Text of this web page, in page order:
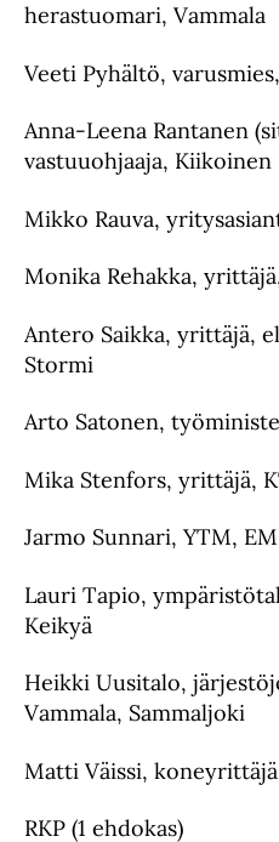
herastuomari, Vammala
Veeti Pyhältö,
Anna-Leena Rantanen
vastuuohjaaja, Kiikoinen
Mikko Rauva,
Monika Rehakka,
Antero Saikka, yrittäjä,
Stormi
Arto Satonen,
Mika Stenfors, yrittäjä,
Jarmo Sunnari, YTM,
Lauri Tapio,
Keikyä
Heikki Uusitalo,
Vammala, Sammaljoki
Matti Väissi,
RKP (1 ehdokas)